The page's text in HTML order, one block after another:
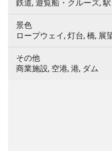
鉄道, 遊覧船・クルーズ, 駅
景色
ロープウェイ, 灯台, 橋, 展
その他
商業施設, 空港, 港, ダム